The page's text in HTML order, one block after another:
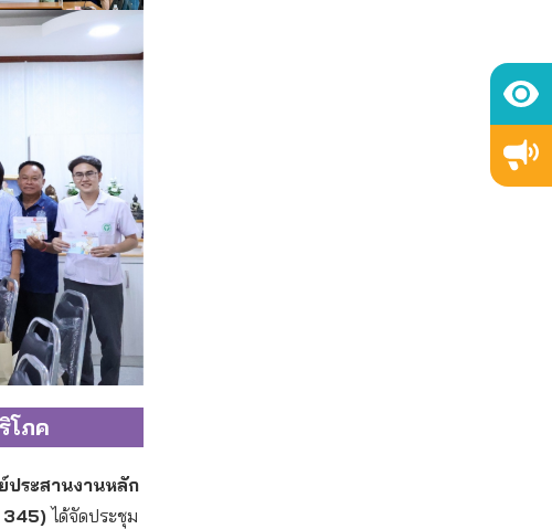
โภค
ประสานงานหลัก
345)ได้จัดประชุม